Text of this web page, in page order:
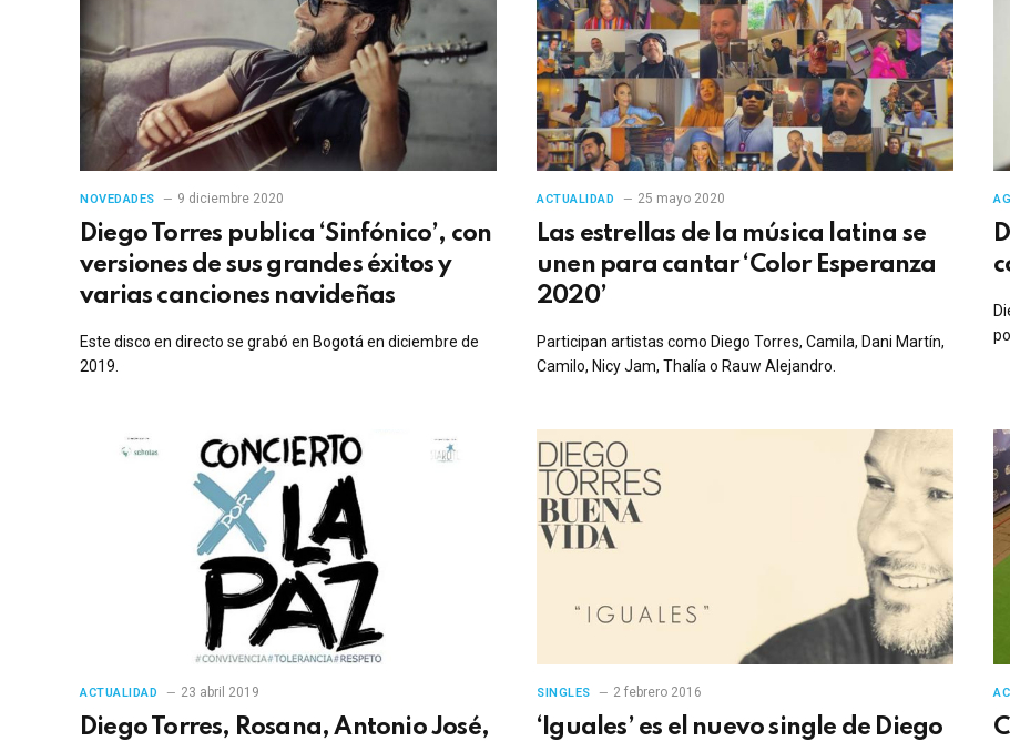
NOVEDADES 9 diciembre 2020
Diego Torres publica ‘Sinfónico’, con
versiones de sus grandes éxitos y
varias canciones navideñas
Este disco en directo se grabó en Bogotá en diciembre de
2019.
ACTUALIDAD 25 mayo 2020
Las estrellas de la música latina se
unen para cantar ‘Color Esperanza
2020’
Participan artistas como Diego Torres, Camila, Dani Martín,
Camilo, Nicy Jam, Thalía o Rauw Alejandro.
ACTUALIDAD 23 abril 2019
Diego Torres, Rosana, Antonio José,
SINGLES 2 febrero 2016
‘Iguales’ es el nuevo single de Diego